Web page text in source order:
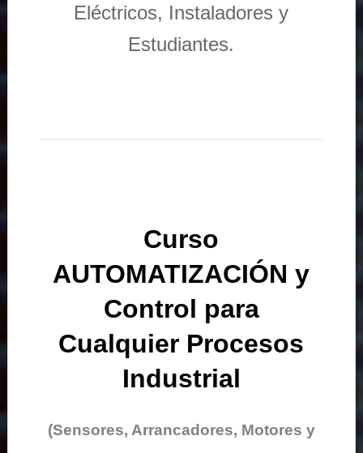
Eléctricos, Instaladores y
Estudiantes.
Curso
AUTOMATIZACIÓN y
Control para
Cualquier Procesos
Industrial
(Sensores, Arrancadores, Motores y